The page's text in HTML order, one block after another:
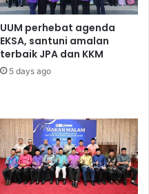
UUM perhebat agenda
EKSA, santuni amalan
terbaik JPA dan KKM
5 days ago